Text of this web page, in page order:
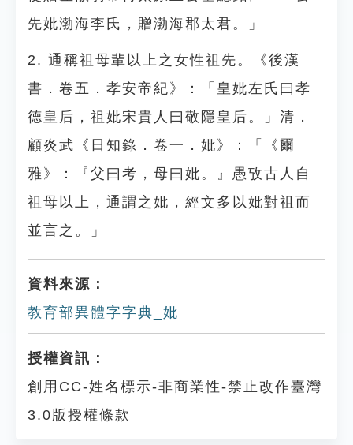
先妣渤海李氏，贈渤海郡太君。」
2. 通稱祖母輩以上之女性祖先。《後漢
書．卷五．孝安帝紀》：「皇妣左氏曰孝
德皇后，祖妣宋貴人曰敬隱皇后。」清．
顧炎武《日知錄．卷一．妣》：「《爾
雅》：『父曰考，母曰妣。』愚攷古人自
祖母以上，通謂之妣，經文多以妣對祖而
並言之。」
資料來源：
教育部異體字字典_妣
授權資訊：
創用CC-姓名標示-非商業性-禁止改作臺灣
3.0版授權條款